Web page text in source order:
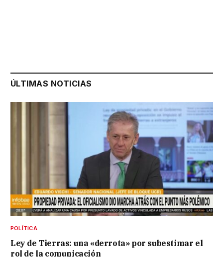
ÚLTIMAS NOTICIAS
POLÍTICA
Ley de Tierras: una «derrota» por subestimar el
rol de la comunicación